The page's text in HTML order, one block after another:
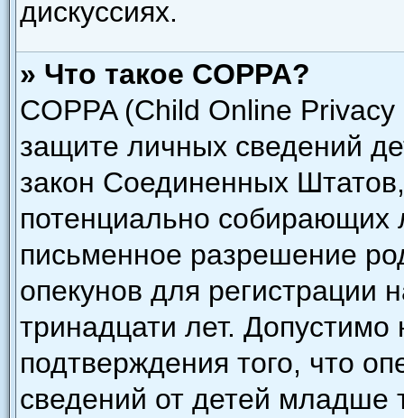
дискуссиях.
» Что такое COPPA?
COPPA (Child Online
защите личных сведений
закон Соединенных
потенциально собирающих
письменное разрешение
опекунов для регистрации
тринадцати лет. Допустимо
подтверждения того, что
сведений от детей младше